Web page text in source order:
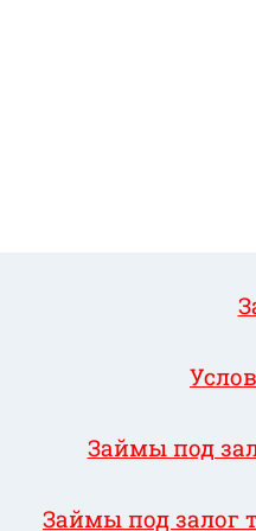
Займы под
Займы под залог